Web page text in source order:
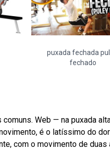
puxada fechada
fechado
Web — na puxada
é o latíssimo do
com o movimento de duas